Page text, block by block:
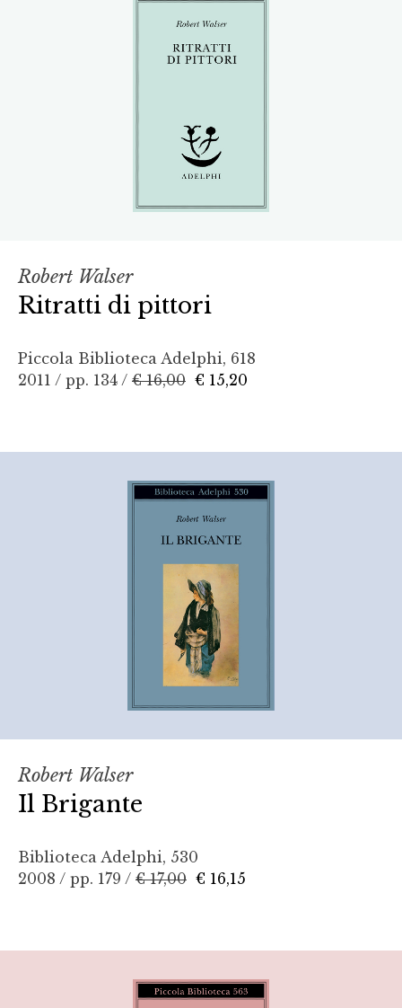
Robert Walser
Ritratti di pittori
Piccola Biblioteca Adelphi, 618
2011 / pp. 134 / € 16,00 € 15,20
Robert Walser
Il Brigante
Biblioteca Adelphi, 530
2008 / pp. 179 / € 17,00 € 16,15